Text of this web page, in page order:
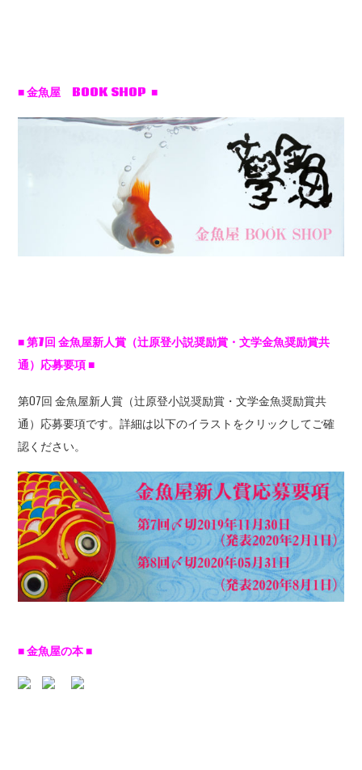
■ 金魚屋 BOOK SHOP ■
■第7回金魚屋新人賞（辻原登小説奨励賞・文学金魚奨励賞共
通）応募要項■
第07回 金魚屋新人賞（辻原登小説奨励賞・文学金魚奨励賞共
通）応募要項です。詳細は以下のイラストをクリックしてご確
認ください。
■ 金魚屋の本 ■